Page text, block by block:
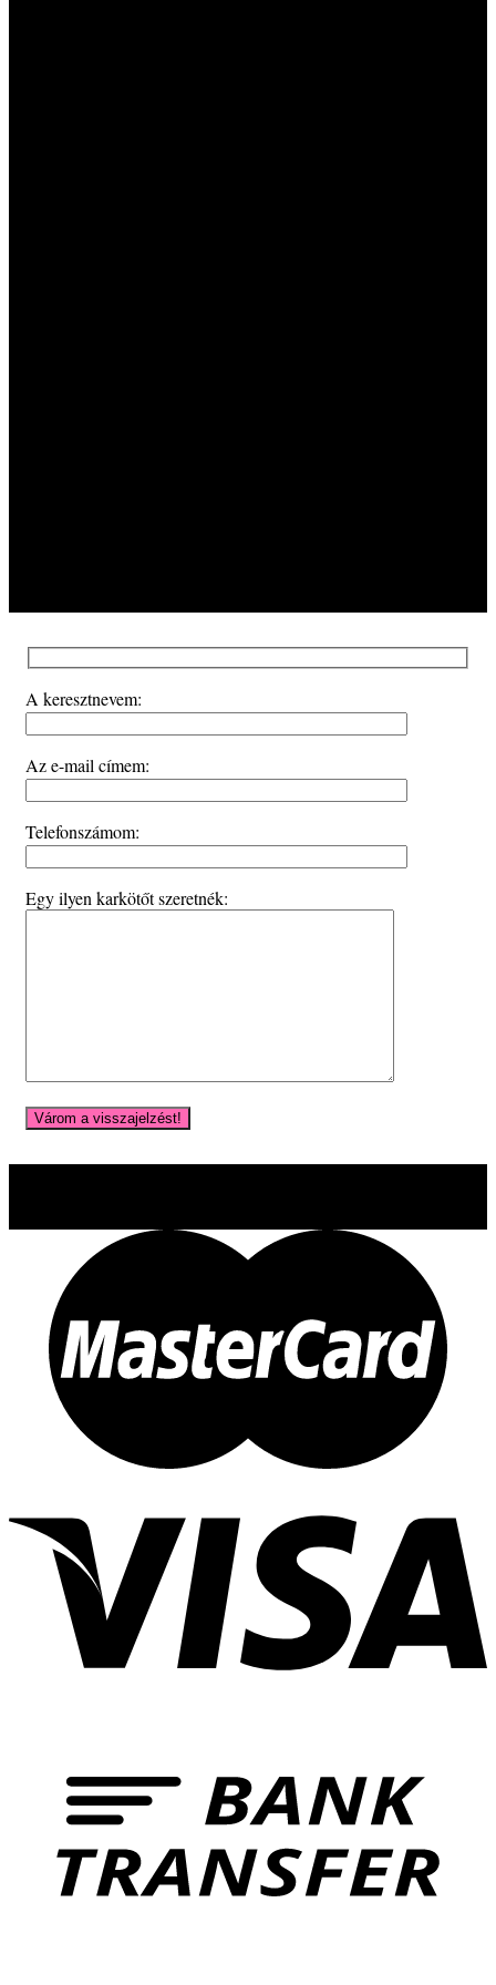
A keresztnevem:
Az e-mail címem:
Telefonszámom:
Egy ilyen karkötőt szeretnék: